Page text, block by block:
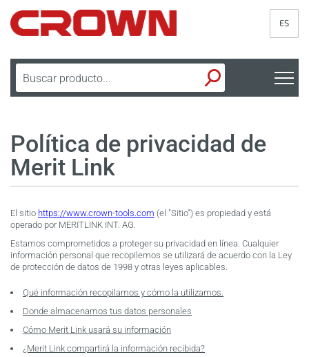
ES
Política de privacidad de
Merit Link
El sitio https://www.crown-tools.com (el "Sitio") es propiedad y está
operado por MERITLINK INT. AG.
Estamos comprometidos a proteger su privacidad en línea. Cualquier
información personal que recopilemos se utilizará de acuerdo con la Ley
de protección de datos de 1998 y otras leyes aplicables.
Qué información recopilamos y cómo la utilizamos.
Donde almacenamos tus datos personales
Cómo Merit Link usará su información
¿Merit Link compartirá la información recibida?